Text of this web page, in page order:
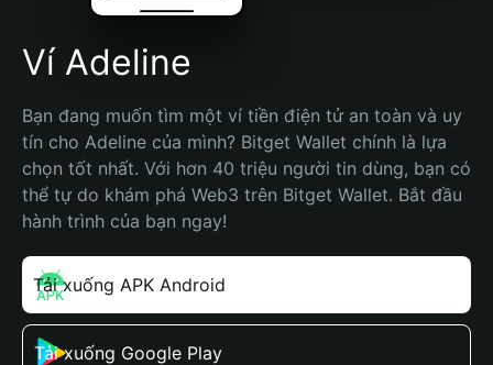
Ví Adeline
Bạn đang muốn tìm một ví tiền điện tử an toàn và uy
tín cho Adeline của mình? Bitget Wallet chính là lựa
chọn tốt nhất. Với hơn 40 triệu người tin dùng, bạn có
thể tự do khám phá Web3 trên Bitget Wallet. Bắt đầu
hành trình của bạn ngay!
Tải xuống APK Android
Tải xuống Google Play